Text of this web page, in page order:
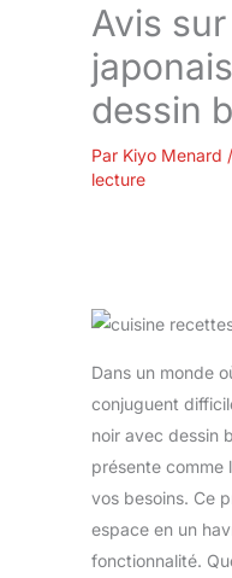
Avis
dessin
Par Kiyo Menard /
lecture
Dans un monde
conjuguent
noir avec dessin
présente comme
vos besoins. Ce
espace en un
fonctionnalité.